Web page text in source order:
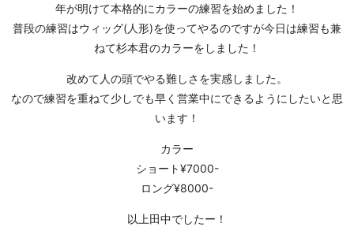
年が明けて本格的にカラーの練習を始めました！
普段の練習はウィッグ(人形)を使ってやるのですが今日は練習も兼
ねて杉本君のカラーをしました！
改めて人の頭でやる難しさを実感しました。
なので練習を重ねて少しでも早く営業中にできるようにしたいと思
います！
カラー
ショート¥7000-
ロング¥8000-
以上田中でしたー！